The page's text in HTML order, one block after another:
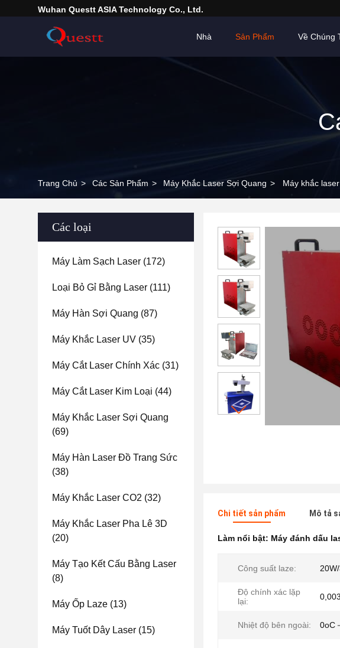
Wuhan Questt ASIA Technology Co., Ltd.
Nhà Sản Phẩm Về Chúng
Trang Chủ > Các Sản Phẩm > Máy Khắc Laser Sợi Quang > Máy khắc
Các loại
Máy Làm Sạch Laser (172)
Loại Bỏ Gỉ Bằng Laser (111)
Máy Hàn Sợi Quang (87)
Máy Khắc Laser UV (35)
Máy Cắt Laser Chính Xác (31)
Máy Cắt Laser Kim Loại (44)
Máy Khắc Laser Sợi Quang
(69)
Máy Hàn Laser Đồ Trang Sức
(38)
Máy Khắc Laser CO2 (32)
Máy Khắc Laser Pha Lê 3D
(20)
Máy Tạo Kết Cấu Bằng Laser
(8)
Máy Ốp Laze (13)
Máy Tuốt Dây Laser (15)
Chi tiết sản phẩm Mô tả
Làm nổi bật: Máy đánh dấu
Công suất laze:
Độ chính xác lặp
lại:
Nhiệt độ bên ngoài: 0oC